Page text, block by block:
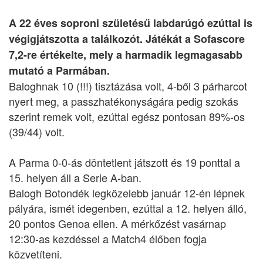
A 22 éves soproni születésű labdarúgó ezúttal is
végigjátszotta a találkozót. Játékát a Sofascore
7,2-re értékelte, mely a harmadik legmagasabb
mutató a Parmában.
Baloghnak 10 (!!!) tisztázása volt, 4-ből 3 párharcot
nyert meg, a passzhatékonyságára pedig szokás
szerint remek volt, ezúttal egész pontosan 89%-os
(39/44) volt.
A Parma 0-0-ás döntetlent játszott és 19 ponttal a
15. helyen áll a Serie A-ban.
Balogh Botondék legközelebb január 12-én lépnek
pályára, ismét idegenben, ezúttal a 12. helyen álló,
20 pontos Genoa ellen. A mérkőzést vasárnap
12:30-as kezdéssel a Match4 élőben fogja
közvetíteni.